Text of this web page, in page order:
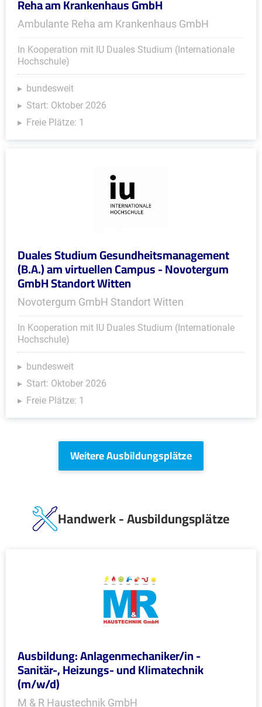
Reha am Krankenhaus GmbH
Ambulante Reha am Krankenhaus GmbH
In Kooperation mit IU Duales Studium (Internationale
Hochschule)
bundesweit
Start: Oktober 2026
Freie Plätze: 1
Duales Studium Gesundheitsmanagement
(B.A.) am virtuellen Campus - Novotergum
GmbH Standort Witten
Novotergum GmbH Standort Witten
In Kooperation mit IU Duales Studium (Internationale
Hochschule)
bundesweit
Start: Oktober 2026
Freie Plätze: 1
Weitere Ausbildungsplätze
Handwerk - Ausbildungsplätze
Ausbildung: Anlagenmechaniker/in -
Sanitär-, Heizungs- und Klimatechnik
(m/w/d)
M & R Haustechnik GmbH